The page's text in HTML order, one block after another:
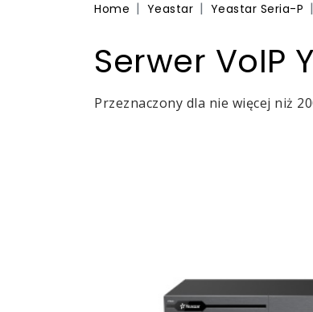
Home Yeastar Yeastar Seria-P
Serwer VoIP
Przeznaczony dla nie więcej niż